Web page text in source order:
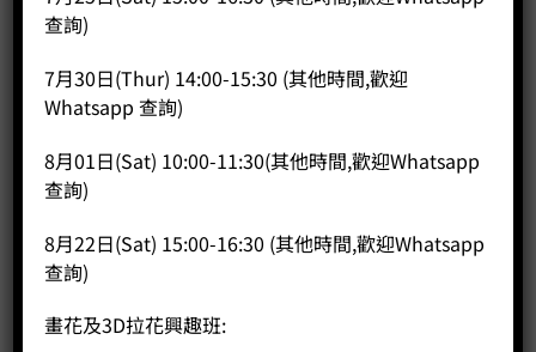
斜口拉花杯 (圓嘴) 450cc
- +
查詢)
7月30日(Thur) 14:00-15:30 (其他時間,歡迎
Whatsapp 查詢)
8月01日(Sat) 10:00-11:30(其他時間,歡迎Whatsapp
查詢)
8月22日(Sat) 15:00-16:30 (其他時間,歡迎Whatsapp
查詢)
畫花及3D拉花興趣班: